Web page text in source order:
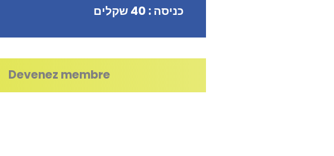
כניסה : 40 שקלים
Devenez membre